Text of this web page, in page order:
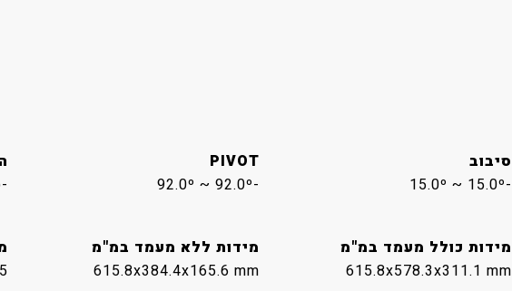
סיבוב
-15.0º ~ 15.0º
PIVOT
-92.0º ~ 92.0º
-9.0º(± 2°) ~ 13.0º(± 2°)
מידות כולל מעמד במ"מ
615.8x578.3x311.1 mm
מידות ללא מעמד במ"מ
615.8x384.4x165.6 mm